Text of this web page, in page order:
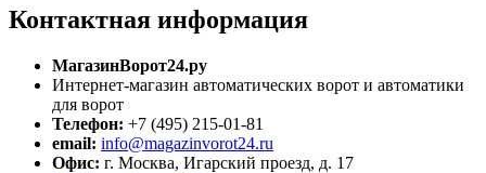
Контактная информация
МагазинВорот24.ру
Интернет-магазин автоматических ворот и автоматики
для ворот
Телефон: +7 (495) 215-01-81
email: info@magazinvorot24.ru
Офис: г. Москва, Игарский проезд, д. 17